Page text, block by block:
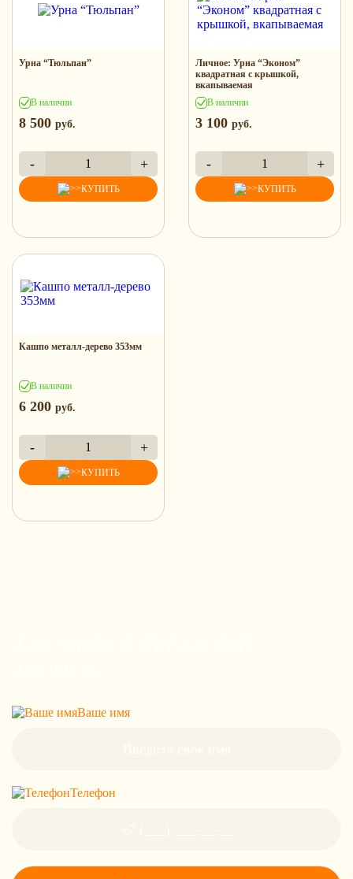
Урна “Тюльпан”
В наличии
8 500 руб.
- 1 +
КУПИТЬ
Личное: Урна “Эконом”
квадратная с крышкой,
вкапываемая
В наличии
3 100 руб.
- 1 +
КУПИТЬ
Кашпо металл-дерево 353мм
В наличии
6 200 руб.
- 1 +
КУПИТЬ
Ваше имя
Телефон